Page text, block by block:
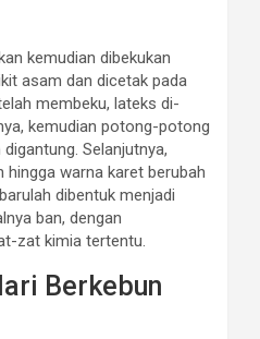
kemudian dibekukan
asam dan dicetak pada
membeku, lateks di-
kemudian potong-potong
Selanjutnya,
warna karet berubah
dibentuk menjadi
ban, dengan
zat kimia tertentu.
Berkebun